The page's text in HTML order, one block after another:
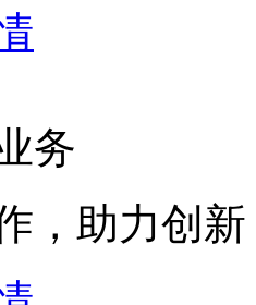
务
，助力创新